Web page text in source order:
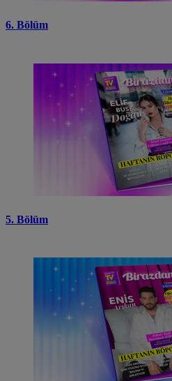
6. Bölüm
5. Bölüm